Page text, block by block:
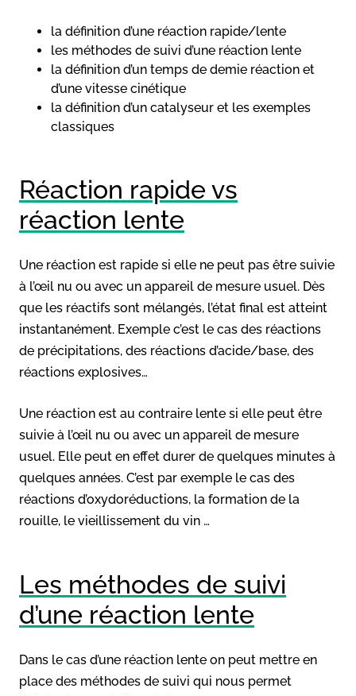
la définition d’une réaction rapide/lente
les méthodes de suivi d’une réaction lente
la définition d’un temps de demie réaction et
d’une vitesse cinétique
la définition d’un catalyseur et les exemples
classiques
Réaction rapide vs
réaction lente
Une réaction est rapide si elle ne peut pas être suivie
à l’œil nu ou avec un appareil de mesure usuel. Dès
que les réactifs sont mélangés, l’état final est atteint
instantanément. Exemple c’est le cas des réactions
de précipitations, des réactions d’acide/base, des
réactions explosives…
Une réaction est au contraire lente si elle peut être
suivie à l’œil nu ou avec un appareil de mesure
usuel. Elle peut en effet durer de quelques minutes à
quelques années. C’est par exemple le cas des
réactions d’oxydoréductions, la formation de la
rouille, le vieillissement du vin …
Les méthodes de suivi
d’une réaction lente
Dans le cas d’une réaction lente on peut mettre en
place des méthodes de suivi qui nous permet